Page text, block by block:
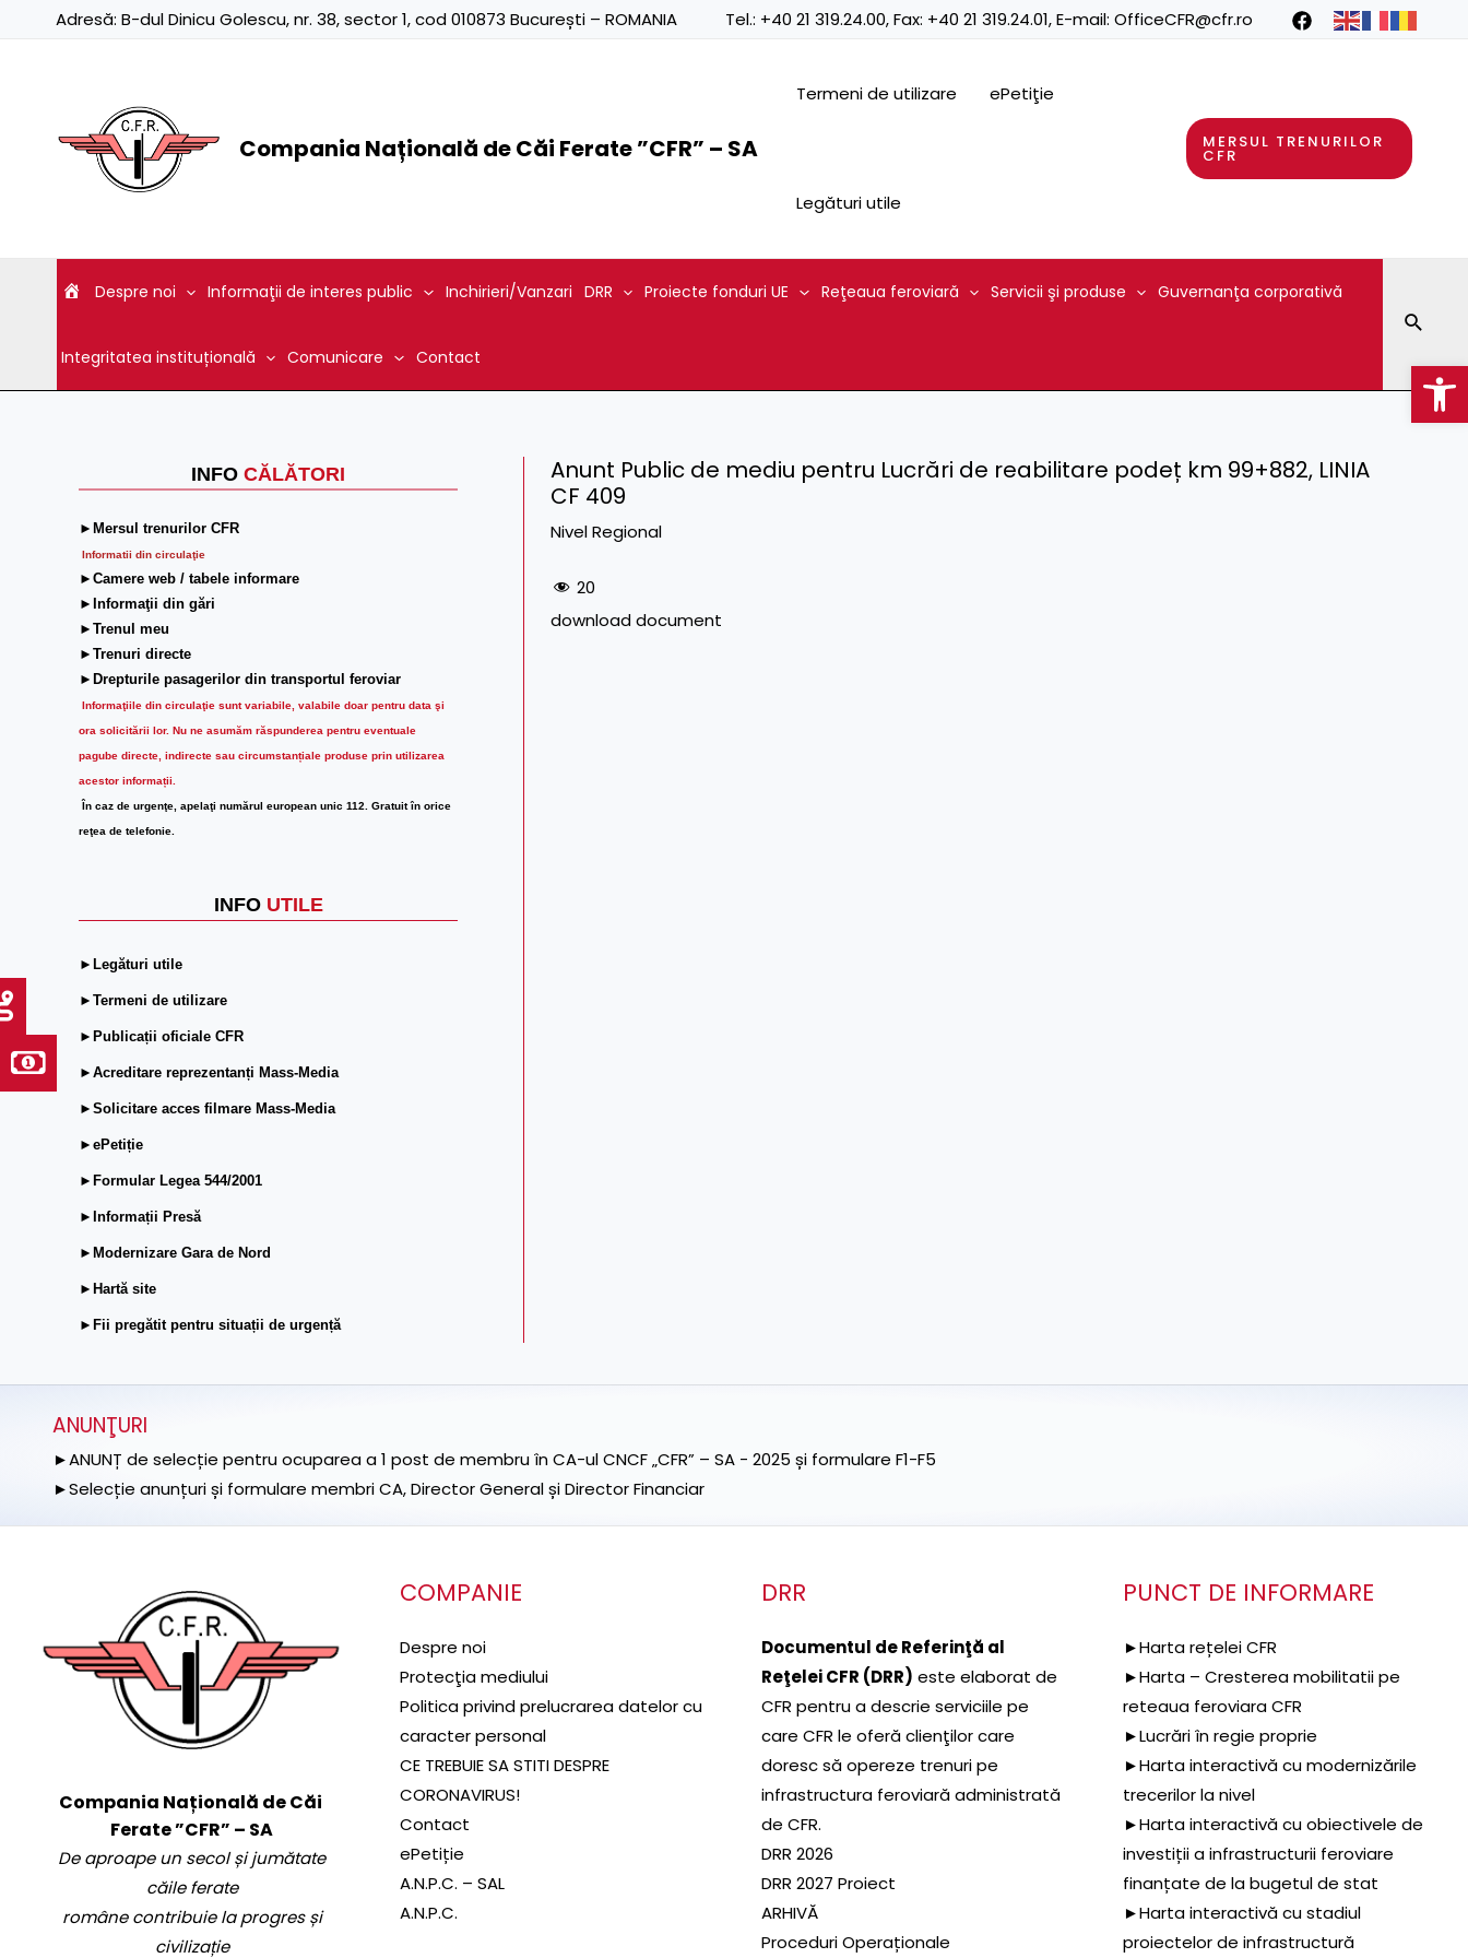
Adresă: B-dul Dinicu Golescu, nr. 38, sector 1, cod 010873 București – ROMANIA Tel.: +40 21 319.24.00, Fax: +40 21 319.24.01, E-mail: OfficeCFR@cfr.ro
Compania Națională de Căi Ferate ”CFR” – SA
Termeni de utilizare ePetiţie
Legături utile
MERSUL TRENURILOR
CFR
Despre noi Informaţii de interes public Inchirieri/Vanzari DRR Proiecte fonduri UE Reţeaua feroviară Servicii şi produse Guvernanţa corporativă
Integritatea instituțională Comunicare Contact
INFO CĂLĂTORI
►Mersul trenurilor CFR
Informatii din circulaţie
►Camere web / tabele informare
►Informaţii din gări
►Trenul meu
►Trenuri directe
►Drepturile pasagerilor din transportul feroviar
Informaţiile din circulaţie sunt variabile, valabile doar pentru data şi
ora solicitării lor. Nu ne asumăm răspunderea pentru eventuale
pagube directe, indirecte sau circumstanțiale produse prin utilizarea
acestor informații.
În caz de urgenţe, apelaţi numărul european unic 112. Gratuit în orice
reţea de telefonie.
INFO UTILE
►Legături utile
►Termeni de utilizare
►Publicații oficiale CFR
►Acreditare reprezentanți Mass-Media
►Solicitare acces filmare Mass-Media
►ePetiție
►Formular Legea 544/2001
►Informații Presă
►Modernizare Gara de Nord
►Hartă site
►Fii pregătit pentru situații de urgență
Anunt Public de mediu pentru Lucrări de reabilitare podeț km 99+882, LINIA
CF 409
Nivel Regional
20
download document
ANUNŢURI
►ANUNȚ de selecție pentru ocuparea a 1 post de membru în CA-ul CNCF „CFR” – SA - 2025 și formulare F1-F5
►Selecție anunțuri și formulare membri CA, Director General și Director Financiar
Compania Națională de Căi
Ferate ”CFR” – SA
De aproape un secol și jumătate
căile ferate
române contribuie la progres și
civilizație
COMPANIE
Despre noi
Protecţia mediului
Politica privind prelucrarea datelor cu
caracter personal
CE TREBUIE SA STITI DESPRE
CORONAVIRUS!
Contact
ePetiție
A.N.P.C. – SAL
A.N.P.C.
DRR
Documentul de Referinţă al
Reţelei CFR (DRR) este elaborat de
CFR pentru a descrie serviciile pe
care CFR le oferă clienţilor care
doresc să opereze trenuri pe
infrastructura feroviară administrată
de CFR.
DRR 2026
DRR 2027 Proiect
ARHIVĂ
Proceduri Operaționale
PUNCT DE INFORMARE
►Harta rețelei CFR
►Harta – Cresterea mobilitatii pe
reteaua feroviara CFR
►Lucrări în regie proprie
►Harta interactivă cu modernizările
trecerilor la nivel
►Harta interactivă cu obiectivele de
investiții a infrastructurii feroviare
finanțate de la bugetul de stat
►Harta interactivă cu stadiul
proiectelor de infrastructură